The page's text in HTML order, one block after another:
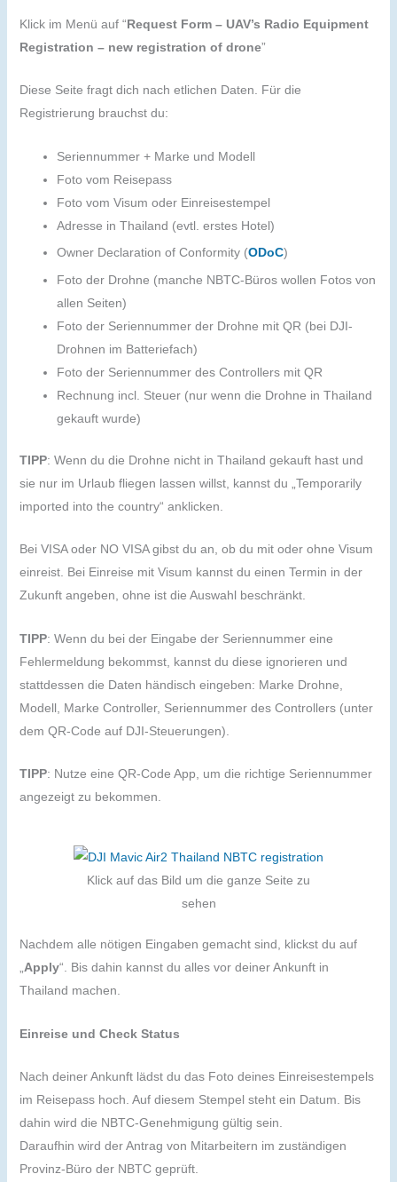
Klick im Menü auf “Request Form – UAV’s Radio Equipment
Registration – new registration of drone”
Diese Seite fragt dich nach etlichen Daten. Für die
Registrierung brauchst du:
Seriennummer + Marke und Modell
Foto vom Reisepass
Foto vom Visum oder Einreisestempel
Adresse in Thailand (evtl. erstes Hotel)
Owner Declaration of Conformity (ODoC)
Foto der Drohne (manche NBTC-Büros wollen Fotos von
allen Seiten)
Foto der Seriennummer der Drohne mit QR (bei DJI-
Drohnen im Batteriefach)
Foto der Seriennummer des Controllers mit QR
Rechnung incl. Steuer (nur wenn die Drohne in Thailand
gekauft wurde)
TIPP: Wenn du die Drohne nicht in Thailand gekauft hast und
sie nur im Urlaub fliegen lassen willst, kannst du „Temporarily
imported into the country“ anklicken.
Bei VISA oder NO VISA gibst du an, ob du mit oder ohne Visum
einreist. Bei Einreise mit Visum kannst du einen Termin in der
Zukunft angeben, ohne ist die Auswahl beschränkt.
TIPP: Wenn du bei der Eingabe der Seriennummer eine
Fehlermeldung bekommst, kannst du diese ignorieren und
stattdessen die Daten händisch eingeben: Marke Drohne,
Modell, Marke Controller, Seriennummer des Controllers (unter
dem QR-Code auf DJI-Steuerungen).
TIPP: Nutze eine QR-Code App, um die richtige Seriennummer
angezeigt zu bekommen.
Klick auf das Bild um die ganze Seite zu
sehen
Nachdem alle nötigen Eingaben gemacht sind, klickst du auf
„Apply“. Bis dahin kannst du alles vor deiner Ankunft in
Thailand machen.
Einreise und Check Status
Nach deiner Ankunft lädst du das Foto deines Einreisestempels
im Reisepass hoch. Auf diesem Stempel steht ein Datum. Bis
dahin wird die NBTC-Genehmigung gültig sein.
Daraufhin wird der Antrag von Mitarbeitern im zuständigen
Provinz-Büro der NBTC geprüft.